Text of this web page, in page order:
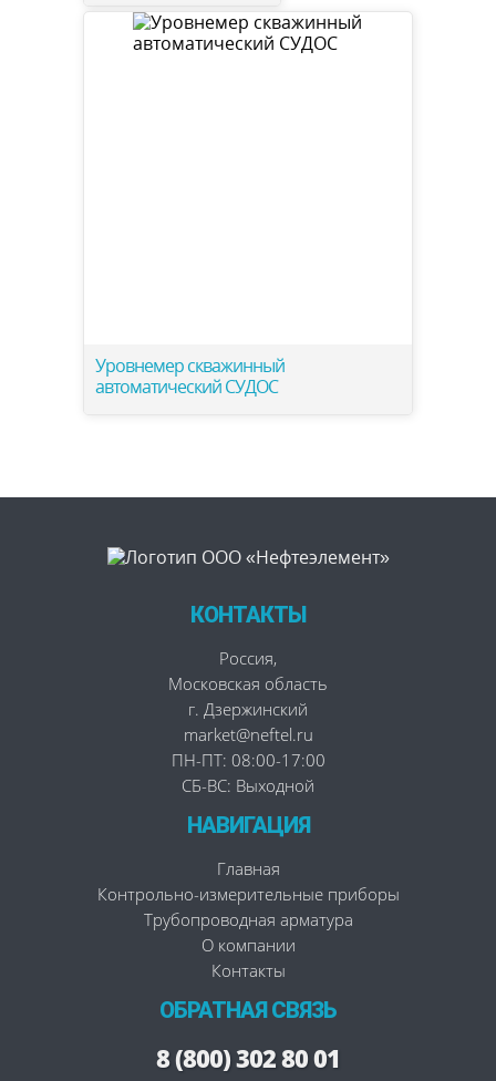
Уровнемер скважинный
автоматический СУДОС
КОНТАКТЫ
Россия,
Московская область
г. Дзержинский
market@neftel.ru
ПН-ПТ: 08:00-17:00
СБ-ВС: Выходной
НАВИГАЦИЯ
Главная
Контрольно-измерительные приборы
Трубопроводная арматура
О компании
Контакты
ОБРАТНАЯ СВЯЗЬ
8 (800) 302 80 01